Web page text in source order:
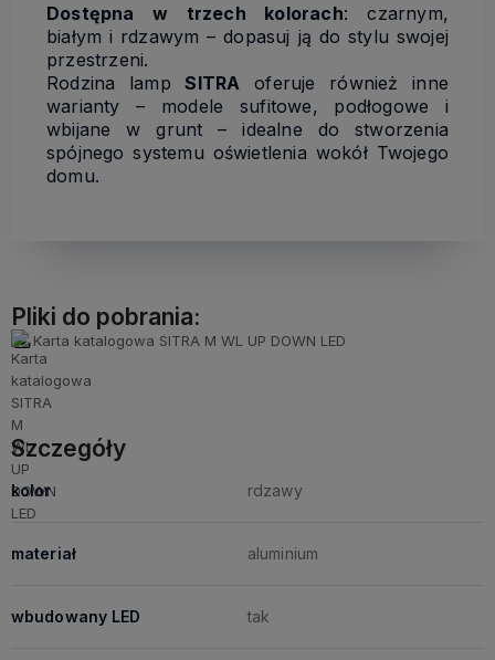
Dostępna w trzech kolorach: czarnym,
białym i rdzawym – dopasuj ją do stylu swojej
przestrzeni.
Rodzina lampSITRA oferuje również inne
warianty – modele sufitowe, podłogowe i
wbijane w grunt – idealne do stworzenia
spójnego systemu oświetlenia wokół Twojego
domu.
Pliki do pobrania:
Karta katalogowa SITRA M WL UP DOWN LED
Szczegóły
kolor rdzawy
materiał aluminium
wbudowany LED tak